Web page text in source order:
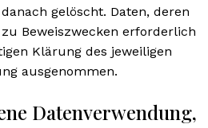
gelöscht. Daten, deren
Beweiszwecken erforderlich
Klärung des jeweiligen
ausgenommen.
Datenverwendung,